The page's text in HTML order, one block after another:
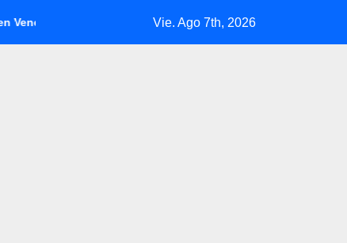
Inicia diálogo nacional con exdiputados opositores de la
Vie. Ago 7th, 2026